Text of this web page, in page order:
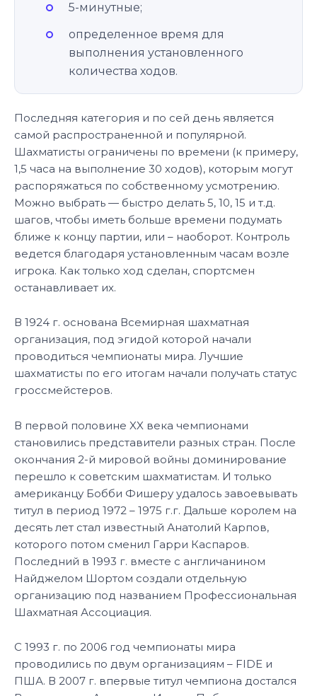
5-минутные;
определенное время для
выполнения установленного
количества ходов.
Последняя категория и по сей день является
самой распространенной и популярной.
Шахматисты ограничены по времени (к примеру,
1,5 часа на выполнение 30 ходов), которым могут
распоряжаться по собственному усмотрению.
Можно выбрать — быстро делать 5, 10, 15 и т.д.
шагов, чтобы иметь больше времени подумать
ближе к концу партии, или – наоборот. Контроль
ведется благодаря установленным часам возле
игрока. Как только ход сделан, спортсмен
останавливает их.
В 1924 г. основана Всемирная шахматная
организация, под эгидой которой начали
проводиться чемпионаты мира. Лучшие
шахматисты по его итогам начали получать статус
гроссмейстеров.
В первой половине XX века чемпионами
становились представители разных стран. После
окончания 2-й мировой войны доминирование
перешло к советским шахматистам. И только
американцу Бобби Фишеру удалось завоевывать
титул в период 1972 – 1975 г.г. Дальше королем на
десять лет стал известный Анатолий Карпов,
которого потом сменил Гарри Каспаров.
Последний в 1993 г. вместе с англичанином
Найджелом Шортом создали отдельную
организацию под названием Профессиональная
Шахматная Ассоциация.
С 1993 г. по 2006 год чемпионаты мира
проводились по двум организациям – FIDE и
ПША. В 2007 г. впервые титул чемпиона достался